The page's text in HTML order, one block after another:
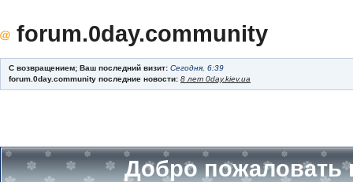
forum.0day.community
С возвращением; Ваш последний визит: Сегодня, 6:39
forum.0day.community последние новости: 8 лет 0day.kiev.ua
Добро пожаловать